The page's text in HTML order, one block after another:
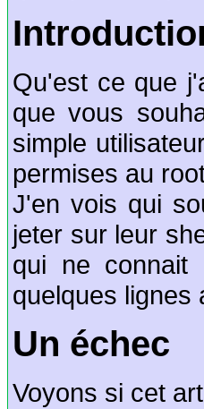
Qu'est ce que
que vous
simple
permises au
J'en vois qui
jeter sur leur
qui ne
quelques lignes
Un échec
Voyons si cet